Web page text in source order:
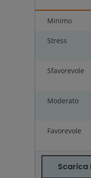
Minimo
Stress
Sfavorevole
Moderato
Favorevole
Scarica